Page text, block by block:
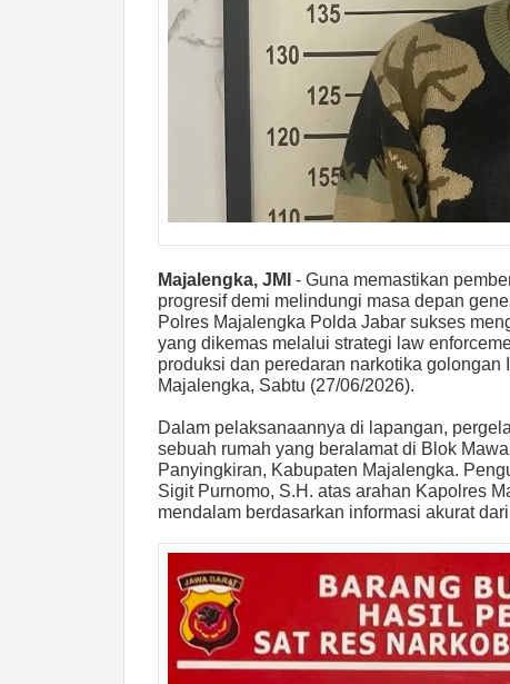
Majalengka, JMI - Guna memastikan
progresif demi melindungi masa depan
Polres Majalengka Polda Jabar sukses
yang dikemas melalui strategi law
produksi dan peredaran narkotika
Majalengka, Sabtu (27/06/2026).
Dalam pelaksanaannya di lapangan,
sebuah rumah yang beralamat di Blok
Panyingkiran, Kabupaten Majalengka.
Sigit Purnomo, S.H. atas arahan Kapolres
mendalam berdasarkan informasi akurat